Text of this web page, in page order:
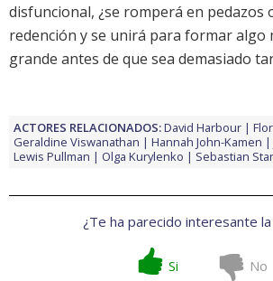
disfuncional, ¿se romperá en pedazos
redención y se unirá para formar algo
grande antes de que sea demasiado
ACTORES RELACIONADOS:David Harbour
Geraldine Viswanathan
Hannah John-Kamen
Lewis Pullman
Olga Kurylenko Sebastian
¿Te ha parecido interesante la
Si No